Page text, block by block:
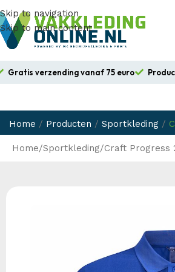
Skip to navigation
Skip to main content
Gratis verzending vanaf 75 euro
Home / Producten / Sportkleding /
Home Sportkleding Craft Progress